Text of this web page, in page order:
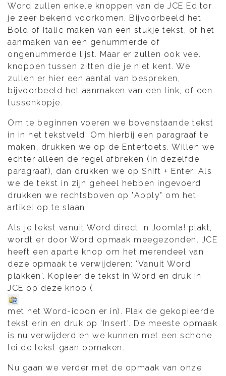
Word zullen enkele knoppen van de JCE Editor
je zeer bekend voorkomen. Bijvoorbeeld het
Bold of Italic maken van een stukje tekst, of het
aanmaken van een genummerde of
ongenummerde lijst. Maar er zullen ook veel
knoppen tussen zitten die je niet kent. We
zullen er hier een aantal van bespreken,
bijvoorbeeld het aanmaken van een link, of een
tussenkopje.
Om te beginnen voeren we bovenstaande tekst
in in het tekstveld. Om hierbij een paragraaf te
maken, drukken we op de Entertoets. Willen we
echter alleen de regel afbreken (in dezelfde
paragraaf), dan drukken we op Shift + Enter. Als
we de tekst in zijn geheel hebben ingevoerd
drukken we rechtsboven op "Apply" om het
artikel op te slaan.
Als je tekst vanuit Word direct in Joomla! plakt,
wordt er door Word opmaak meegezonden. JCE
heeft een aparte knop om het merendeel van
deze opmaak te verwijderen: 'Vanuit Word
plakken'. Kopieer de tekst in Word en druk in
JCE op deze knop (
met het Word-icoon er in). Plak de gekopieerde
tekst erin en druk op 'Insert'. De meeste opmaak
is nu verwijderd en we kunnen met een schone
lei de tekst gaan opmaken.
Nu gaan we verder met de opmaak van onze